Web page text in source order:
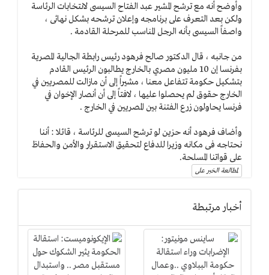
وأوضح أنه مع ترشح المشير عبد الفتاح السيسى لانتخابات الرئاسة
ولكن بعد التعرف على برنامجه وإعلان ترشحه بشكل نهائى ،
واصفاً السيسى بأنه الرجل المناسب للمرحلة القادمة .
من جانبه ، قال الدكتور صالح فرهود رئيس رابطة الجالية المصرية
بفرنسا إن 10 مليون مصري بالخارج يطالبون الرئيس القادم
بتشكيل حكومة تتفاعل معنا ، مشيراً إلى أن مازالت للمصريين في
الخارج حقوق لم يحصلوا عليها ، لافتاً إلى أن أنصار الإخوان في
فرنسا يحاولون زرع الفتنة بين المصريين في الخارج .
وأضاف فرهود أنه حزين لو ترشح السيسى للرئاسة ، قائلا : أننا
نحتاجه فى مكانه وزيرا للدفاع لتحقيق الاستقرار والأمن والحفاظ
على قواتنا المسلحة.
لمطالعة الخبر على
أخبار مرتبطة